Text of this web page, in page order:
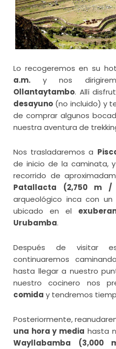
Lo recogeremos en su
a.m. y nos
Ollantaytambo. Allí
desayuno (no incluido) y
de comprar algunos
nuestra aventura de
Nos trasladaremos a
de inicio de la caminata,
recorrido de
Patallacta (2,750 m /
arqueológico inca con un
ubicado en el
Urubamba.
Después de visitar
continuaremos
hasta llegar a nuestro
nuestro cocinero nos
comida y tendremos
Posteriormente,
una hora y media hasta
Wayllabamba